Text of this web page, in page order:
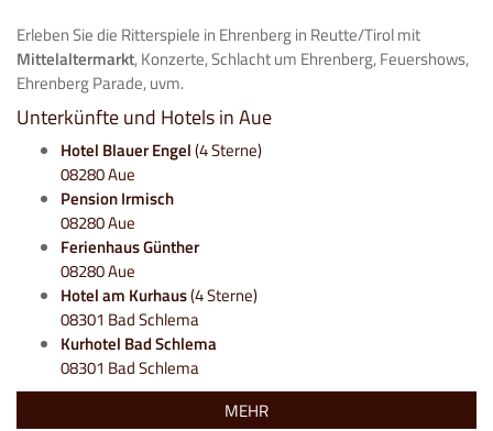
Erleben Sie die Ritterspiele in Ehrenberg in Reutte/Tirol mit
Mittelaltermarkt, Konzerte, Schlacht um Ehrenberg, Feuershows,
Ehrenberg Parade, uvm.
Unterkünfte und Hotels in Aue
Hotel Blauer Engel(4 Sterne)
08280 Aue
Pension Irmisch
08280 Aue
Ferienhaus Günther
08280 Aue
Hotel am Kurhaus(4 Sterne)
08301 Bad Schlema
Kurhotel Bad Schlema
08301 Bad Schlema
MEHR